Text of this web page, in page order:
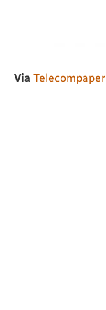
Via Telecompaper